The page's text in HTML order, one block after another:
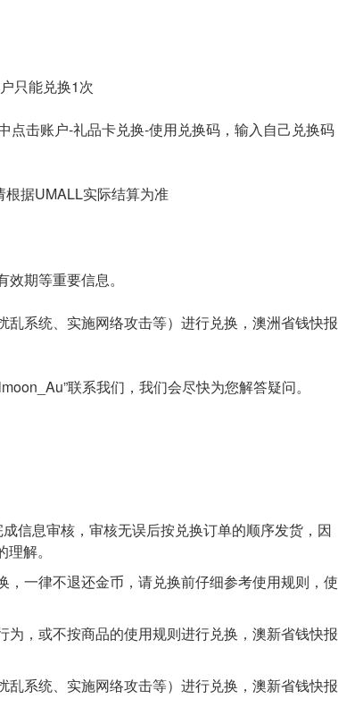
只能兑换1次
点击账户-礼品卡兑换-使用兑换码，输入自己兑换码
据UMALL实际结算为准
期等重要信息。
系统、实施网络攻击等）进行兑换，澳洲省钱快报
联系我们，我们会尽快为您解答疑问。
信息审核，审核无误后按兑换订单的顺序发货，因
解。
一律不退还金币，请兑换前仔细参考使用规则，使
，或不按商品的使用规则进行兑换，澳新省钱快报
系统、实施网络攻击等）进行兑换，澳新省钱快报